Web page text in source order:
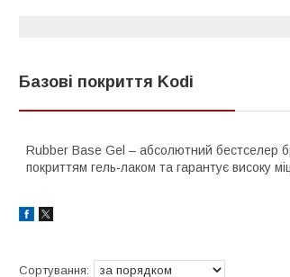
Базові покриття Kodi
Rubber Base Gel – абсолютний бестселер
покриттям гель-лаком та гарантує високу